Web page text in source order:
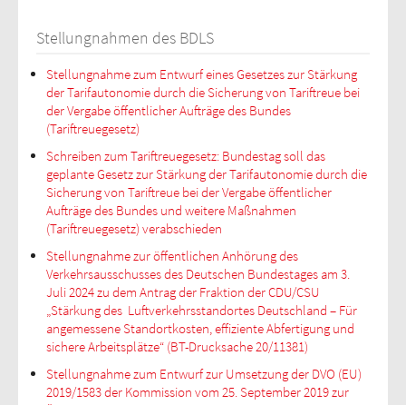
Stellungnahmen des BDLS
Stellungnahme zum Entwurf eines Gesetzes zur Stärkung
der Tarifautonomie durch die Sicherung von Tariftreue bei
der Vergabe öffentlicher Aufträge des Bundes
(Tariftreuegesetz)
Schreiben zum Tariftreuegesetz: Bundestag soll das
geplante Gesetz zur Stärkung der Tarifautonomie durch die
Sicherung von Tariftreue bei der Vergabe öffentlicher
Aufträge des Bundes und weitere Maßnahmen
(Tariftreuegesetz) verabschieden
Stellungnahme zur öffentlichen Anhörung des
Verkehrsausschusses des Deutschen Bundestages am 3.
Juli 2024 zu dem Antrag der Fraktion der CDU/CSU
„Stärkung des Luftverkehrsstandortes Deutschland – Für
angemessene Standortkosten, effiziente Abfertigung und
sichere Arbeitsplätze“ (BT-Drucksache 20/11381)
Stellungnahme zum Entwurf zur Umsetzung der DVO (EU)
2019/1583 der Kommission vom 25. September 2019 zur